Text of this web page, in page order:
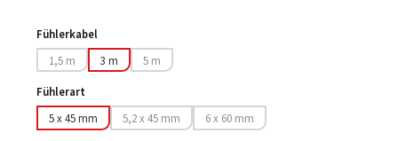
Fühlerkabel
1,5 m
(Diese Option ist zurzeit nicht verfügbar.)
3 m 5 m
(Diese Option ist zurzeit nicht verfügbar.)
Fühlerart
5 x 45 mm
5,2 x 45 mm
(Diese Option ist zurzeit nicht verfügbar.)
6 x 60 mm
(Diese Option ist zurzeit nicht verfügbar.)